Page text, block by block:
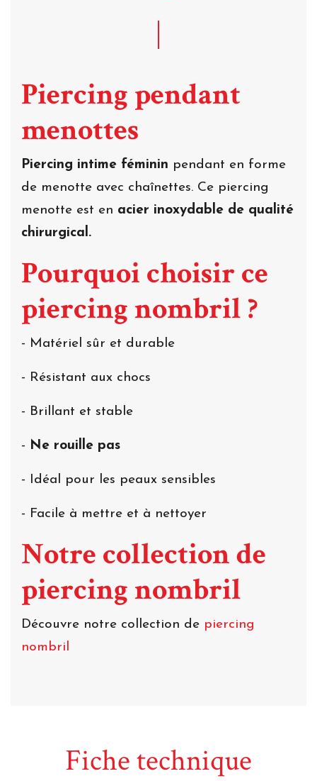
Piercing pendant
menottes
Piercing intime féminin pendant en forme
de menotte avec chaînettes. Ce piercing
menotte est en acier inoxydable de qualité
chirurgical.
Pourquoi choisir ce
piercing nombril ?
- Matériel sûr et durable
- Résistant aux chocs
- Brillant et stable
- Ne rouille pas
- Idéal pour les peaux sensibles
- Facile à mettre et à nettoyer
Notre collection de
piercing nombril
Découvre notre collection de piercing
nombril
Fiche technique